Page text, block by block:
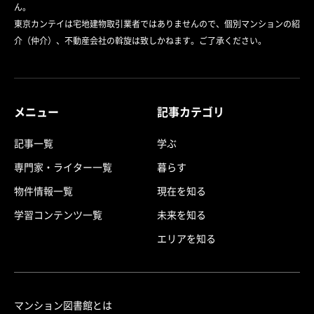
ん。
東京カンテイは宅地建物取引業者ではありませんので、個別マンションの紹
介（仲介）、不動産会社の斡旋は致しかねます。ご了承ください。
メニュー
記事一覧
専門家・ライター一覧
物件情報一覧
学習コンテンツ一覧
記事カテゴリ
学ぶ
暮らす
現在を知る
未来を知る
エリアを知る
マンション図書館とは